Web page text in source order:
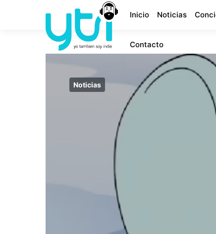
Inicio Noticias
Contacto
Noticias